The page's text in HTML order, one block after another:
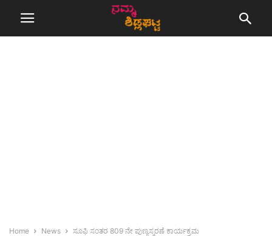
Home News ಸೂಫಿ ಸಂತರ 809 ನೇ ಪುಣ್ಯಸ್ಮರಣೆ ಕಾರ್ಯಕ್ರಮ